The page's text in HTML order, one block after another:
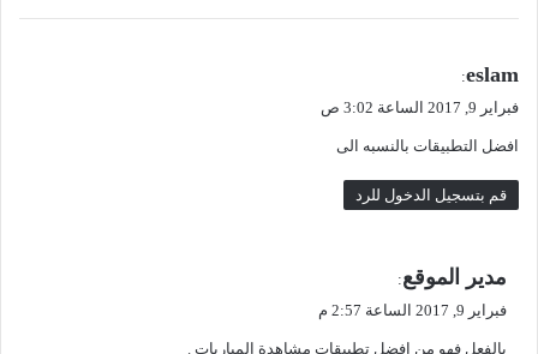
ي
ل
eslam
:
فبراير 9, 2017 الساعة 3:02 ص
افضل التطبيقات بالنسبه الى
قم بتسجيل الدخول للرد
مدير الموقع:
فبراير 9, 2017 الساعة 2:57 م
بالفعل فهو من افضل تطبيقات مشاهدة المباريات .